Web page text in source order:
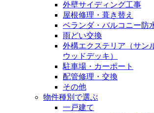
外壁サイディング工事
屋根修理・葺き替え
ベランダ・バルコニー防
雨どい交換
外構エクステリア（サン
ウッドデッキ）
駐車場・カーポート
配管修理・交換
その他
物件種別で選ぶ
一戸建て